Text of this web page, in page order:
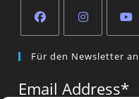
in
in
in
Für den Newsletter
Email Address*